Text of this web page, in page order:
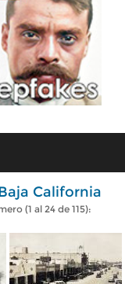
California
(1 al 24 de 115):